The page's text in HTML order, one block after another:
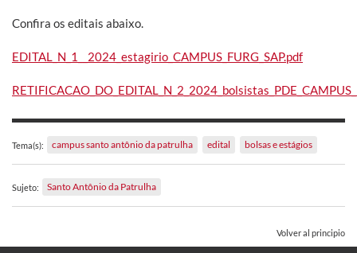
Confira os editais abaixo.
EDITAL_N_1__2024_estagirio_CAMPUS_FURG_SAP.pdf
Tema(s): campus santo antônio da patrulha edital bolsas e estágios
Sujeto: Santo Antônio da Patrulha
Volver al principio